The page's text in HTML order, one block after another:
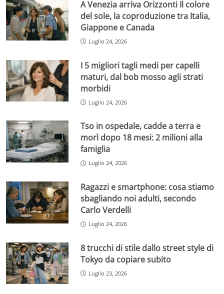
A Venezia arriva Orizzonti Il colore
del sole, la coproduzione tra Italia,
Giappone e Canada
Luglio 24, 2026
I 5 migliori tagli medi per capelli
maturi, dal bob mosso agli strati
morbidi
Luglio 24, 2026
Tso in ospedale, cadde a terra e
morì dopo 18 mesi: 2 milioni alla
famiglia
Luglio 24, 2026
Ragazzi e smartphone: cosa stiamo
sbagliando noi adulti, secondo
Carlo Verdelli
Luglio 24, 2026
8 trucchi di stile dallo street style di
Tokyo da copiare subito
Luglio 23, 2026